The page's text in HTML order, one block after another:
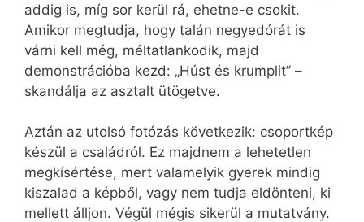
addig is, míg sor kerül rá, ehetne-e csokit.
Amikor megtudja, hogy talán negyedórát is
várni kell még, méltatlankodik, majd
demonstrációba kezd: „Húst és krumplit” –
skandálja az asztalt ütögetve.
Aztán az utolsó fotózás következik: csoportkép
készül a családról. Ez majdnem a lehetetlen
megkísértése, mert valamelyik gyerek mindig
kiszalad a képből, vagy nem tudja eldönteni, ki
mellett álljon. Végül mégis sikerül a mutatvány.